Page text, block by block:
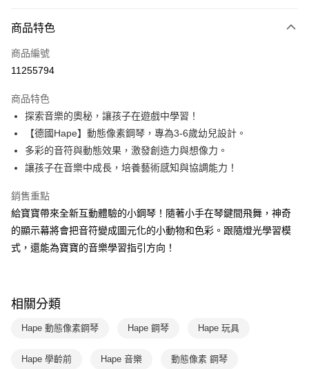
信用卡一次付款
LINE Pay
大哥付你分期
相關說明
【大哥付你分期使用說明】
1.本服務由台灣大哥大提供，台灣大哥大用戶可立即使用無須另外申請。
2.付款方式選擇「大哥付你分期」，訂單成立後會自動跳轉到大哥付的交易
成交易。
3.實際核准額度、可分期數及費用金額請依後續交易確認頁面所載為準。
4.訂單成立30分鐘內，如未前往確認交易或遇審核未通過，訂單將自動取
消。如遇「轉專審核」未通過狀況，表示未達大哥付你分期系統評分，恕無
法說明評估內容。
帳／街口支付／iPASS MONEY」等通路繳費。
【注意事項】
用戶於交易時，得透過本服務購買商品或服務，並由商店將買賣／分期付款
AFTEE先享後付
相關說明
AFTEE先享後付是「在收到商品之後才付款」的支付方式。 讓您購物簡單
便利好安心！
１．簡單：不需註冊會員、不需綁卡、不需儲值。
２．便利：只要手機號碼，簡訊認證，即可結帳。
３．安心：先確認商品／服務後，再付款。
結帳頁面，進行簡訊認證並確認金額後，即可完成結帳。
２．訂單成立數日內，您將收到繳費通知簡訊。
３．收到繳費通知簡訊後14天內，點擊此簡訊中的連結，可透過四大超商／
購買商品的店家。未經商家同意取消之訂單仍視為有效，需透過AFTEE先享
ATM付款
運送方式
國內宅配/郵寄 (不適用離島、海外及郵局i郵箱)
商品特色
商品編號
11255794
商品特色
探索音樂的奧秘，讓孩子在遊戲中學習！
【德國Hape】動態像素鋼琴，專為3-6歲幼兒設計。
多彩的音符與動態效果，激發創造力與想像力。
讓孩子在音樂中成長，培養藝術感知與協調能力！
銷售重點
給寶寶帶來全新互動體驗的小鋼琴！隨著小手在琴鍵間飛舞，神奇
的顯示幕將會把音符變成圖元化的小動物和色彩。跟隨燈光學習模
式，還能為寶寶的音樂學習指引方向！
相關分類
Hape 動態像素鋼琴 Hape 鋼琴 Hape 玩具
Hape 學齡前 Hape 音樂 動態像素 鋼琴